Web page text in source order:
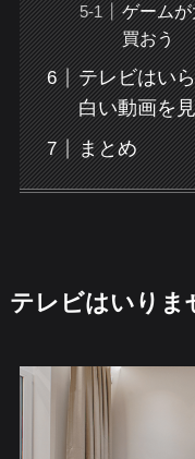
ゲーム
買おう
テレビはい
白い動画を
まとめ
テレビはいりま